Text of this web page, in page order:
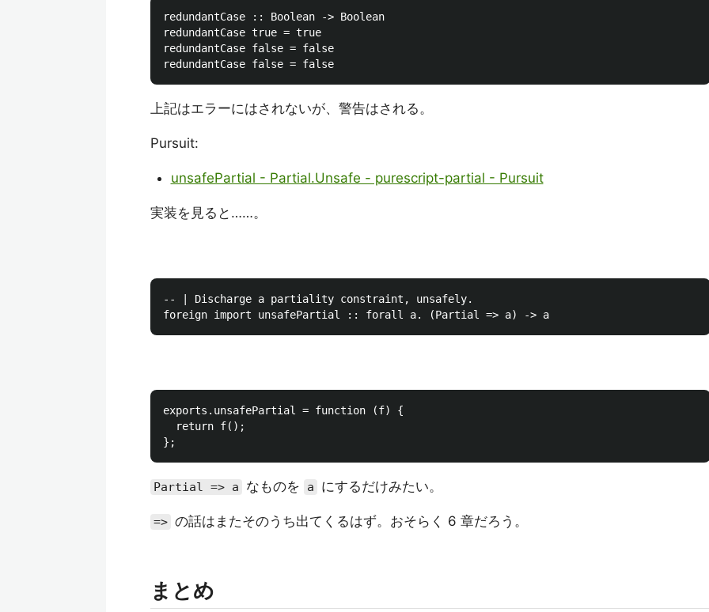
redundantCase :: Boolean -> Boolean
redundantCase true = true
redundantCase false = false
上記はエラーにはされないが、警告はされる。
Pursuit:
unsafePartial - Partial.Unsafe - purescript-partial - Pursuit
実装を見ると……。
-- | Discharge a partiality constraint, unsafely.
exports.unsafePartial = function (f) {
  return f();
Partial => a なものを a にするだけみたい。
=> の話はまたそのうち出てくるはず。おそらく 6 章だろう。
まとめ